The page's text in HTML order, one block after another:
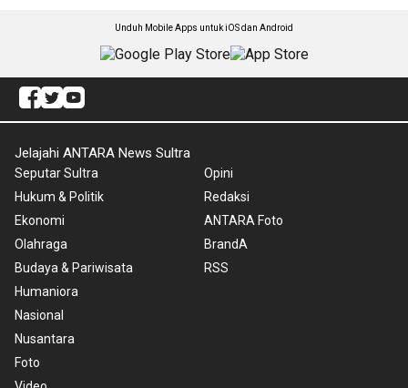
Unduh Mobile Apps untuk iOS dan Android
Jelajahi ANTARA News Sultra
Seputar Sultra
Hukum & Politik
Ekonomi
Olahraga
Budaya & Pariwisata
Humaniora
Nasional
Nusantara
Foto
Opini
Redaksi
ANTARA Foto
BrandA
RSS